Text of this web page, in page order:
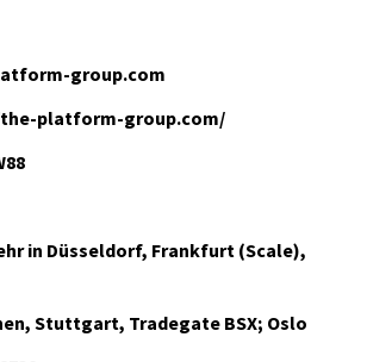
group.com
platform-group.com/
in Düsseldorf, Frankfurt (Scale),
Stuttgart, Tradegate BSX; Oslo